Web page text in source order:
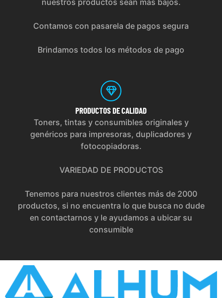
Contamos con pasarela de pagos segura
Brindamos todos los métodos de pago
PRODUCTOS DE CALIDAD
Toners, tintas y consumibles originales y
genéricos para impresoras, duplicadores y
fotocopiadoras.
VARIEDAD DE PRODUCTOS
Tenemos para nuestros clientes más de 2000
productos, si no encuentra lo que busca no dude
en contactarnos y le ayudamos a ubicar su
consumible